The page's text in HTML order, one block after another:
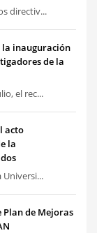
directiv...
la inauguración
de la
el rec...
acto
la
Universi...
de Mejoras